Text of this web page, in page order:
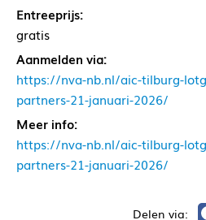
Entreeprijs:
gratis
Aanmelden via:
https://nva-nb.nl/aic-tilburg-
partners-21-januari-2026/
Meer info:
https://nva-nb.nl/aic-tilburg-
partners-21-januari-2026/